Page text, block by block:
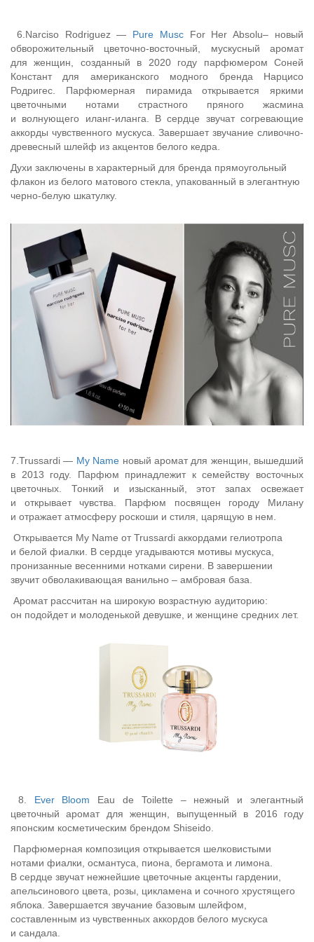
6.Narciso Rodriguez — Pure MuscFor Her Absolu– новый
обворожительный цветочно-восточный, мускусный аромат
для женщин, созданный в 2020 году парфюмером Соней
Констант для американского модного бренда Нарцисо
Родригес. Парфюмерная пирамида открывается яркими
цветочными нотами страстного пряного жасмина
и волнующего иланг-иланга. В сердце звучат согревающие
аккорды чувственного мускуса. Завершает звучание сливочно-
древесный шлейф из акцентов белого кедра.
Духи заключены в характерный для бренда прямоугольный
флакон из белого матового стекла, упакованный в элегантную
черно-белую шкатулку.
7.Trussardi — My Name новый аромат для женщин, вышедший
в 2013 году. Парфюм принадлежит к семейству восточных
цветочных. Тонкий и изысканный, этот запах освежает
и открывает чувства. Парфюм посвящен городу Милану
и отражает атмосферу роскоши и стиля, царящую в нем.
Открывается My Name от Trussardi аккордами гелиотропа
и белой фиалки. В сердце угадываются мотивы мускуса,
пронизанные весенними нотками сирени. В завершении
звучит обволакивающая ванильно – амбровая база.
Аромат рассчитан на широкую возрастную аудиторию:
он подойдет и молоденькой девушке, и женщине средних лет.
8. Ever Bloom Eau de Toilette – нежный и элегантный
цветочный аромат для женщин, выпущенный в 2016 году
японским косметическим брендом Shiseido.
Парфюмерная композиция открывается шелковистыми
нотами фиалки, османтуса, пиона, бергамота и лимона.
В сердце звучат нежнейшие цветочные акценты гардении,
апельсинового цвета, розы, цикламена и сочного хрустящего
яблока. Завершается звучание базовым шлейфом,
составленным из чувственных аккордов белого мускуса
и сандала.